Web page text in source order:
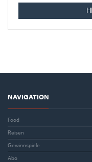
NAVIGATION
Food
Reisen
Gewinnspiele
Abo